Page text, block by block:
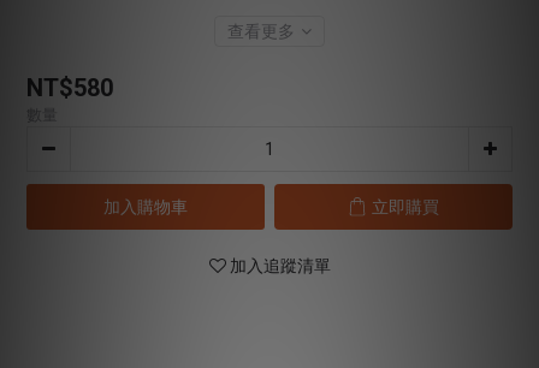
查看更多
NT$580
加入購物車 立即購買
加入追蹤清單